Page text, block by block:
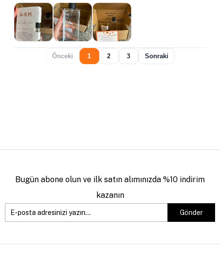
Önceki 1 2 3 Sonraki
Bugün abone olun ve ilk satın alımınızda %10 indirim
kazanın
Gönder